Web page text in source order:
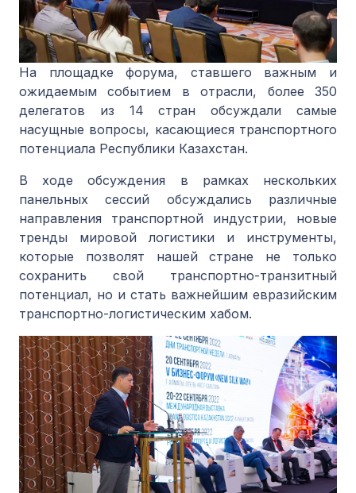
На площадке форума, ставшего важным и
ожидаемым событием в отрасли, более 350
делегатов из 14 стран обсуждали самые
насущные вопросы, касающиеся транспортного
потенциала Республики Казахстан.
В ходе обсуждения в рамках нескольких
панельных сессий обсуждались различные
направления транспортной индустрии, новые
тренды мировой логистики и инструменты,
которые позволят нашей стране не только
сохранить свой транспортно-транзитный
потенциал, но и стать важнейшим евразийским
транспортно-логистическим хабом.